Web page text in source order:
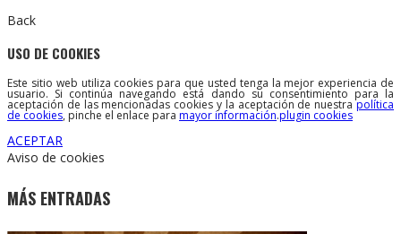
Back
USO DE COOKIES
Este sitio web utiliza cookies para que usted tenga la mejor experiencia de
usuario. Si continúa navegando está dando su consentimiento para la
aceptación de las mencionadas cookies y la aceptación de nuestrapolítica
de cookies, pinche el enlace para mayor información.plugin cookies
ACEPTAR
Aviso de cookies
MÁS ENTRADAS